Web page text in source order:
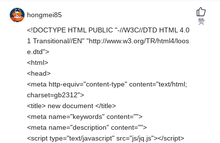
hongmei85
<!DOCTYPE HTML PUBLIC "-//W3C//DTD HTML 4.0
1 Transitional//EN" "http://www.w3.org/TR/html4/loos
e.dtd">
<html>
<head>
<meta http-equiv="content-type" content="text/html;
charset=gb2312">
<title> new document </title>
<meta name="keywords" content="">
<meta name="description" content="">
<script type="text/javascript" src="js/jq.js"></script>
赞